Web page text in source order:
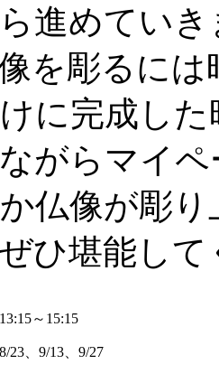
進めていき
を彫るには
に完成し
がらマイ
仏像が彫
ひ堪能し
～15:15
23、9/13、9/27